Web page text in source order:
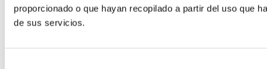
proporcionado o que hayan recopilado a partir del uso que
de sus servicios.